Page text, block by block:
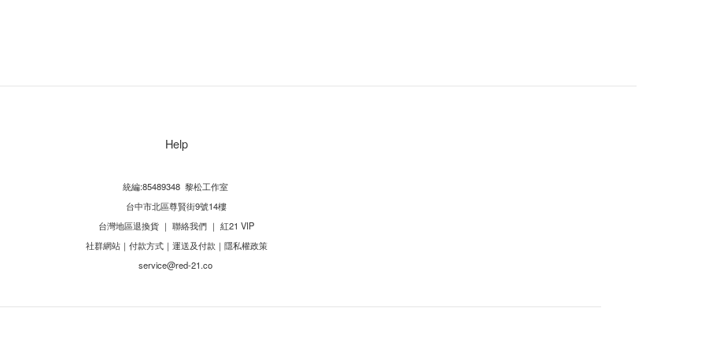
Help
統編:85489348 黎松工作室
台中市北區尊賢街9號14樓
台灣地區退換貨 ｜ 聯絡我們 ｜ 紅21 VIP
社群網站｜ 付款方式｜ 運送及付款 ｜ 隱私權政策
service@red-21.co